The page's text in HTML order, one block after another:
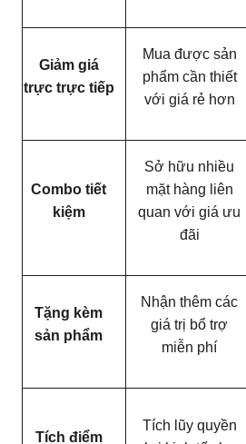
Giảm giá
trực trực tiếp
Mua được sản
phẩm cần thiết
với giá rẻ hơn
Combo tiết
kiệm
Sở hữu nhiều
mặt hàng liên
quan với giá ưu
đãi
Tặng kèm
sản phẩm
Nhận thêm các
giá trị bổ trợ
miễn phí
Tích điểm
Tích lũy quyền